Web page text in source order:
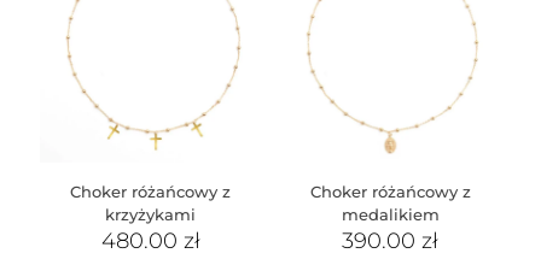
Choker różańcowy z
krzyżykami
480.00 zł
Choker różańcowy z
medalikiem
390.00zł